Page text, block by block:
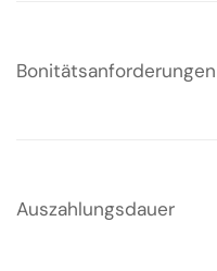
Bonitätsanforderungen
Auszahlungsdauer